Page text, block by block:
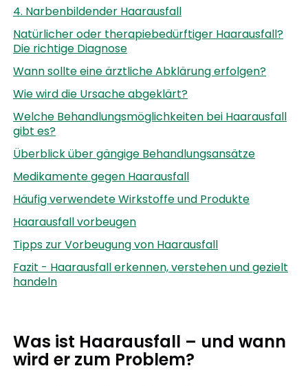
4. Narbenbildender Haarausfall
Natürlicher oder therapiebedürftiger Haarausfall?
Die richtige Diagnose
Wann sollte eine ärztliche Abklärung erfolgen?
Wie wird die Ursache abgeklärt?
Welche Behandlungsmöglichkeiten bei Haarausfall
gibt es?
Überblick über gängige Behandlungsansätze
Medikamente gegen Haarausfall
Häufig verwendete Wirkstoffe und Produkte
Haarausfall vorbeugen
Tipps zur Vorbeugung von Haarausfall
Fazit - Haarausfall erkennen, verstehen und gezielt
handeln
Was ist Haarausfall – und wann
wird er zum Problem?